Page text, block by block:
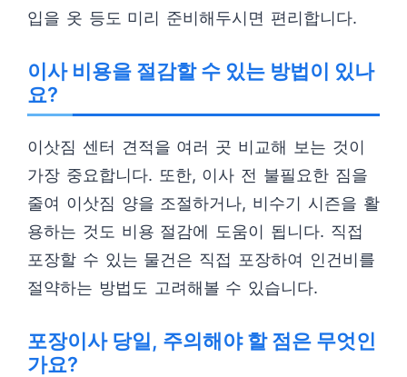
입을 옷 등도 미리 준비해두시면 편리합니다.
이사 비용을 절감할 수 있는 방법이 있나
요?
이삿짐 센터 견적을 여러 곳 비교해 보는 것이
가장 중요합니다. 또한, 이사 전 불필요한 짐을
줄여 이삿짐 양을 조절하거나, 비수기 시즌을 활
용하는 것도 비용 절감에 도움이 됩니다. 직접
포장할 수 있는 물건은 직접 포장하여 인건비를
절약하는 방법도 고려해볼 수 있습니다.
포장이사 당일, 주의해야 할 점은 무엇인
가요?